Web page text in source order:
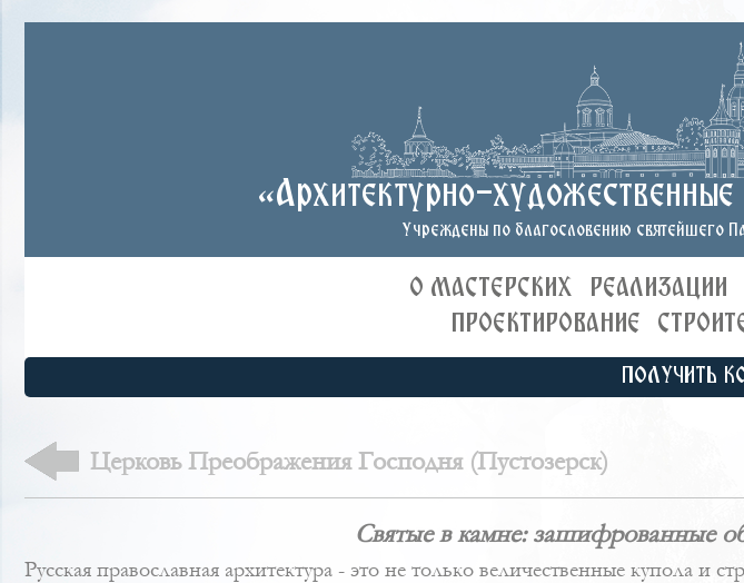
«Архитектурно-
Учреждены по благословению святейшего
О МАСТЕРСКИХ РЕАЛИЗАЦИИ
ПРОЕКТИРОВАНИЕ
ПОЛУЧИТЬ
Церковь Преображения Господня (Пустозерск)
Святые в камне: зашифрованные
Русская православная архитектура - это не только величественные купола